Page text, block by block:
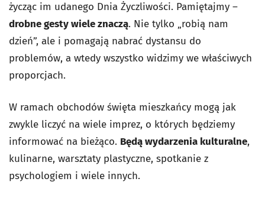
życząc im udanego Dnia Życzliwości. Pamiętajmy –
drobne gesty wiele znaczą. Nie tylko „robią nam
dzień”, ale i pomagają nabrać dystansu do
problemów, a wtedy wszystko widzimy we właściwych
proporcjach.
W ramach obchodów święta mieszkańcy mogą jak
zwykle liczyć na wiele imprez, o których będziemy
informować na bieżąco. Będą wydarzenia kulturalne,
kulinarne, warsztaty plastyczne, spotkanie z
psychologiem i wiele innych.